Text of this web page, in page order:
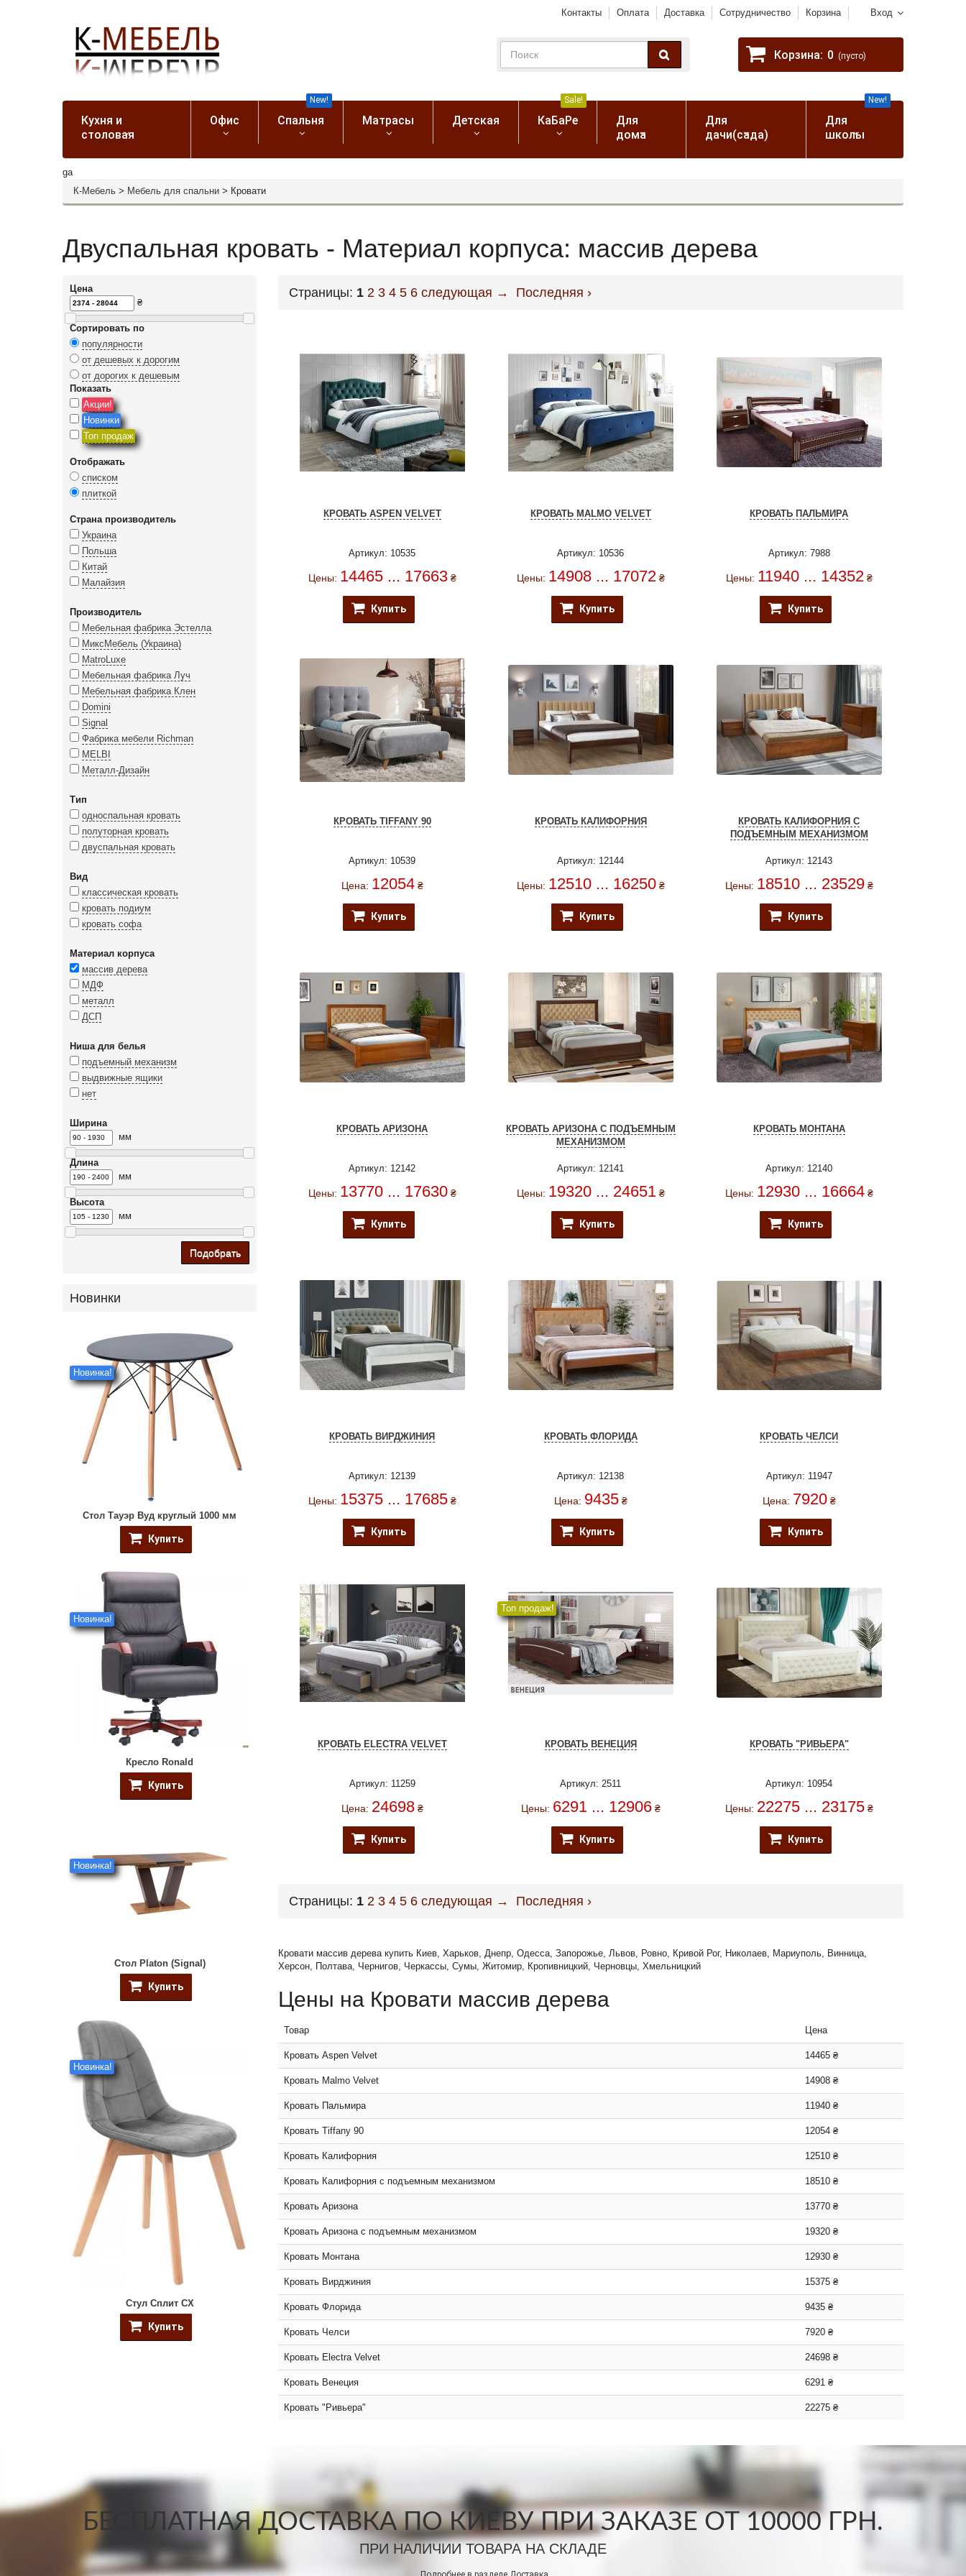
Вход
Контакты Оплата Доставка Сотрудничество Корзина
Корзина: 0 (пусто)
Кухня и
столовая
Офис Спальня
New!
Матрасы Детская КаБаРе
Sale!
Для
дома
Для
дачи(сада)
Для
школы
New!
ga
К-Мебель > Мебель для спальни > Кровати
Двуспальная кровать - Материал корпуса: массив дерева
Цена
₴
Сортировать по
популярности
от дешевых к дорогим
от дорогих к дешевым
Показать
Акции!
Новинки
Топ продаж
Отображать
списком
плиткой
Страна производитель
Украина
Польша
Китай
Малайзия
Производитель
Мебельная фабрика Эстелла
МиксМебель (Украина)
MatroLuxe
Мебельная фабрика Луч
Мебельная фабрика Клен
Domini
Signal
Фабрика мебели Richman
MELBI
Металл-Дизайн
Тип
односпальная кровать
полуторная кровать
двуспальная кровать
Вид
классическая кровать
кровать подиум
кровать софа
Материал корпуса
массив дерева
МДФ
металл
ДСП
Ниша для белья
подъемный механизм
выдвижные ящики
нет
Ширина
мм
Длина
мм
Высота
мм
Подобрать
Новинки
Новинка!
Стол Тауэр Вуд круглый 1000 мм
Купить
Новинка!
Кресло Ronald
Купить
Новинка!
Стол Platon (Signal)
Купить
Новинка!
Стул Сплит CX
Купить
Страницы: 1 2 3 4 5 6 следующая → Последняя ›
КРОВАТЬ ASPEN VELVET
Артикул: 10535
Цены: 14465 ... 17663 ₴
Купить
КРОВАТЬ MALMO VELVET
Артикул: 10536
Цены: 14908 ... 17072 ₴
Купить
КРОВАТЬ ПАЛЬМИРА
Артикул: 7988
Цены: 11940 ... 14352 ₴
Купить
КРОВАТЬ TIFFANY 90
Артикул: 10539
Цена: 12054 ₴
Купить
КРОВАТЬ КАЛИФОРНИЯ
Артикул: 12144
Цены: 12510 ... 16250 ₴
Купить
КРОВАТЬ КАЛИФОРНИЯ С
ПОДЪЕМНЫМ МЕХАНИЗМОМ
Артикул: 12143
Цены: 18510 ... 23529 ₴
Купить
КРОВАТЬ АРИЗОНА
Артикул: 12142
Цены: 13770 ... 17630 ₴
Купить
КРОВАТЬ АРИЗОНА С ПОДЪЕМНЫМ
МЕХАНИЗМОМ
Артикул: 12141
Цены: 19320 ... 24651 ₴
Купить
КРОВАТЬ МОНТАНА
Артикул: 12140
Цены: 12930 ... 16664 ₴
Купить
КРОВАТЬ ВИРДЖИНИЯ
Артикул: 12139
Цены: 15375 ... 17685 ₴
Купить
КРОВАТЬ ФЛОРИДА
Артикул: 12138
Цена: 9435 ₴
Купить
КРОВАТЬ ЧЕЛСИ
Артикул: 11947
Цена: 7920 ₴
Купить
КРОВАТЬ ELECTRA VELVET
Артикул: 11259
Цена: 24698 ₴
Купить
Топ продаж!
КРОВАТЬ ВЕНЕЦИЯ
Артикул: 2511
Цены: 6291 ... 12906 ₴
Купить
КРОВАТЬ "РИВЬЕРА"
Артикул: 10954
Цены: 22275 ... 23175 ₴
Купить
Страницы: 1 2 3 4 5 6 следующая → Последняя ›
Кровати массив дерева купить Киев, Харьков, Днепр, Одесса, Запорожье, Львов, Ровно, Кривой Рог, Николаев, Мариуполь, Винница,
Херсон, Полтава, Чернигов, Черкассы, Сумы, Житомир, Кропивницкий, Черновцы, Хмельницкий
Цены на Кровати массив дерева
Товар Цена
Кровать Aspen Velvet 14465 ₴
Кровать Malmo Velvet 14908 ₴
Кровать Пальмира 11940 ₴
Кровать Tiffany 90 12054 ₴
Кровать Калифорния 12510 ₴
Кровать Калифорния с подъемным механизмом 18510 ₴
Кровать Аризона 13770 ₴
Кровать Аризона с подъемным механизмом 19320 ₴
Кровать Монтана 12930 ₴
Кровать Вирджиния 15375 ₴
Кровать Флорида 9435 ₴
Кровать Челси 7920 ₴
Кровать Electra Velvet 24698 ₴
Кровать Венеция 6291 ₴
Кровать "Ривьера" 22275 ₴
БЕСПЛАТНАЯ ДОСТАВКА ПО КИЕВУ ПРИ ЗАКАЗЕ ОТ 10000 ГРН.
ПРИ НАЛИЧИИ ТОВАРА НА СКЛАДЕ